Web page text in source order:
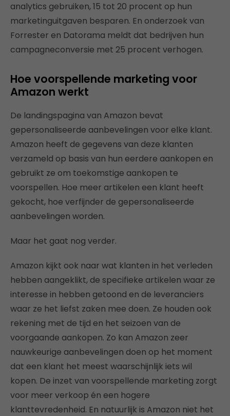
analytics gebruiken, 15 tot 20 procent op hun
marketinguitgaven besparen. En onderzoek van
Forrester en Datorama meldt dat bedrijven hun
campagneconversie met 25 procent verhogen.
Hoe voorspellende marketing voor
Amazon werkt
De landingspagina van Amazon bevat
gepersonaliseerde aanbevelingen voor elke klant.
Amazon heeft de gegevens van deze klanten
verzameld op basis van hun eerdere aankopen en
gebruikt ze om toekomstige aankopen te
voorspellen. Hoe meer artikelen een klant heeft
gekocht, hoe verfijnder de gepersonaliseerde
aanbevelingen worden.
Maar het gaat nog verder.
Amazon kijkt ook naar wat klanten in het verleden
hebben aangeklikt, de specifieke artikelen waar ze
interesse in hebben getoond en de leveranciers
waar ze het liefst zaken mee doen. Ze houden ook
rekening met de tijd en het seizoen van de
voorgaande aankopen. Zo kan Amazon zeer
nauwkeurige aanbevelingen doen op het moment
dat een klant het meest waarschijnlijk iets wil
kopen. De inzet van voorspellende marketing zorgt
voor meer verkoop én een hogere
klanttevredenheid. En natuurlijk is Amazon niet het